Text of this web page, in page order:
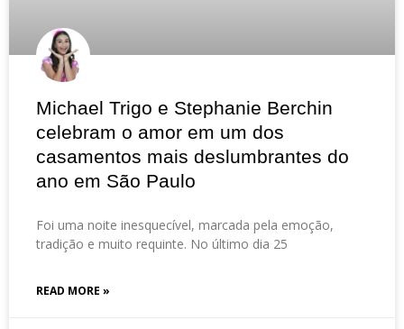
Michael Trigo e Stephanie Berchin
celebram o amor em um dos
casamentos mais deslumbrantes do
ano em São Paulo
Foi uma noite inesquecível, marcada pela emoção,
tradição e muito requinte. No último dia 25
READ MORE »